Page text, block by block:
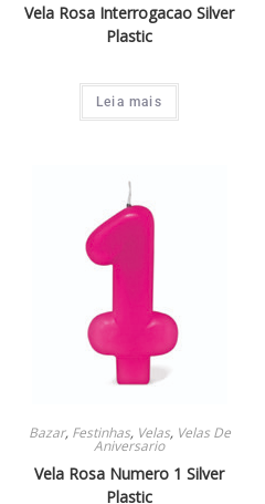
Vela Rosa Interrogacao Silver
Plastic
Leia mais
Bazar, Festinhas, Velas, Velas De
Aniversario
Vela Rosa Numero 1 Silver
Plastic